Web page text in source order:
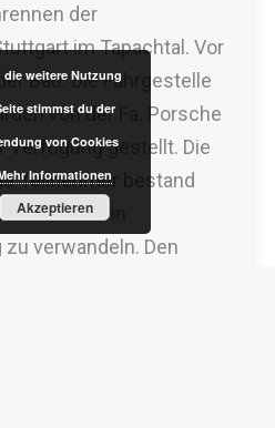
der
im Tapachtal. Vor
Bau: Die Fahrgestelle
von der Fa. Porsche
Verfügung gestellt. Die
Teilnehmer bestand
in ein
verwandeln. Den
die weitere Nutzung
stimmst du der
von Cookies
Informationen
Akzeptieren